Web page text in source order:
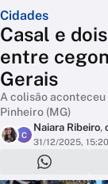
Cidades
Casal e
entre
Gerais
A colisão
Pinheiro (MG)
C
Naiara Ribeiro,
31/12/2025, 15:20